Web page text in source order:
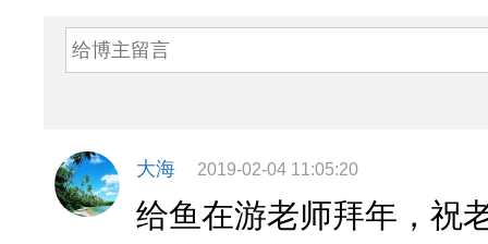
大海 2019-02-04 11:05:20
给鱼在游老师拜年，祝